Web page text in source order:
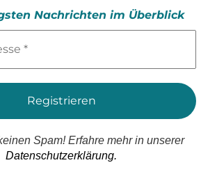
Nachrichten im Überblick
Spam! Erfahre mehr in unserer
Datenschutzerklärung.